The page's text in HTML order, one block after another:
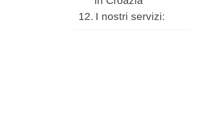
I nostri servizi: